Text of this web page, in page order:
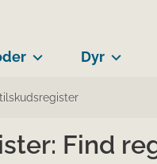
Dyr
Find